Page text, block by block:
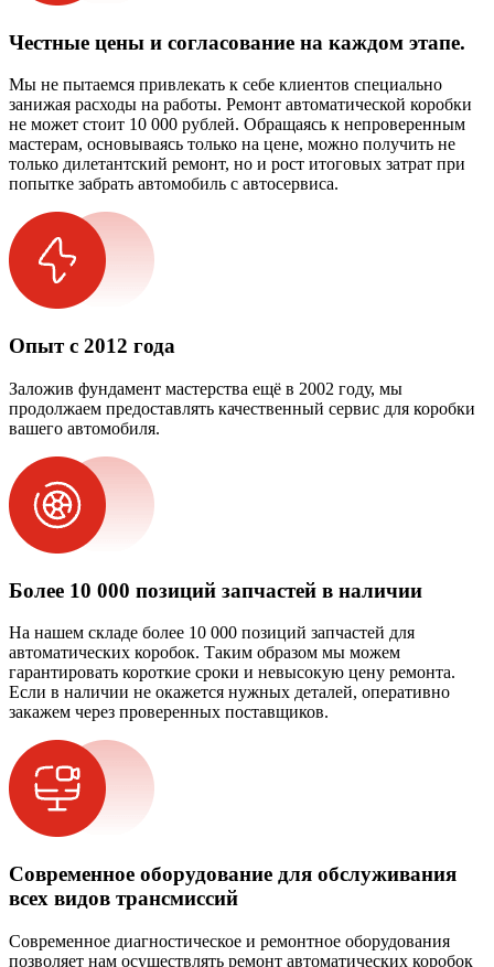
Честные цены и согласование на каждом этапе.
Мы не пытаемся привлекать к себе клиентов специально
занижая расходы на работы. Ремонт автоматической коробки
не может стоит 10 000 рублей. Обращаясь к непроверенным
мастерам, основываясь только на цене, можно получить не
только дилетантский ремонт, но и рост итоговых затрат при
попытке забрать автомобиль с автосервиса.
Опыт с 2012 года
Заложив фундамент мастерства ещё в 2002 году, мы
продолжаем предоставлять качественный сервис для коробки
вашего автомобиля.
Более 10 000 позиций запчастей в наличии
На нашем складе более 10 000 позиций запчастей для
автоматических коробок. Таким образом мы можем
гарантировать короткие сроки и невысокую цену ремонта.
Если в наличии не окажется нужных деталей, оперативно
закажем через проверенных поставщиков.
Современное оборудование для обслуживания
всех видов трансмиссий
Современное диагностическое и ремонтное оборудования
позволяет нам осуществлять ремонт автоматических коробок